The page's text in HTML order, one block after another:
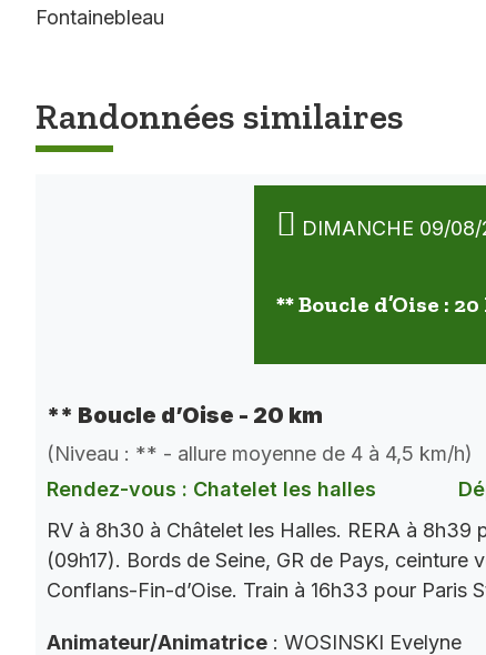
Fontainebleau
Randonnées similaires
DIMANCHE 09/
** Boucle d’Oise :
** Boucle d’Oise - 20 km
(Niveau : ** - allure moyenne de 4 à 4,5 km/h)
Rendez-vous : Chatelet les halles
RV à 8h30 à Châtelet les Halles. RERA à 8h39
(09h17). Bords de Seine, GR de Pays, ceinture
Conflans-Fin-d’Oise. Train à 16h33 pour Paris
Animateur/Animatrice : WOSINSKI Evelyne